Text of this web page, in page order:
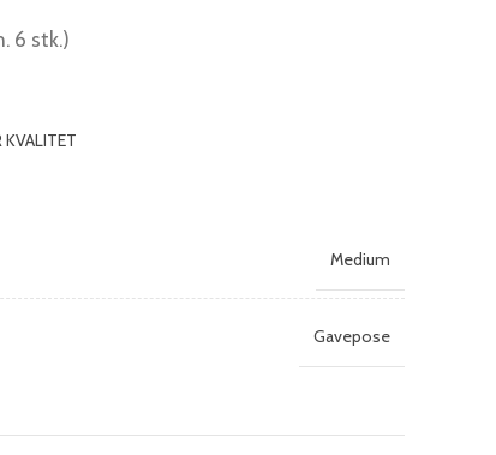
6 stk.)
KVALITET
Medium
Gavepose